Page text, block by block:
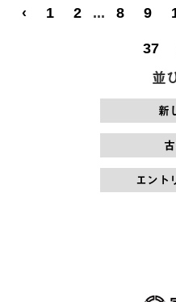
‹ 1 2 ... 8 9
37
並
新
エント